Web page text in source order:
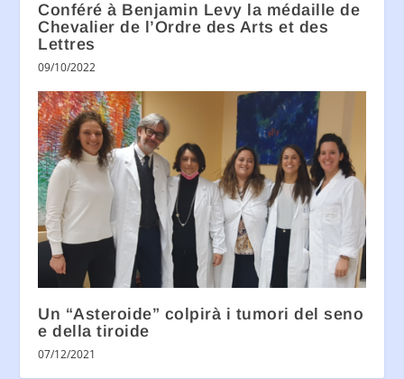
Conféré à Benjamin Levy la médaille de
Chevalier de l’Ordre des Arts et des
Lettres
09/10/2022
Un “Asteroide” colpirà i tumori del seno
e della tiroide
07/12/2021